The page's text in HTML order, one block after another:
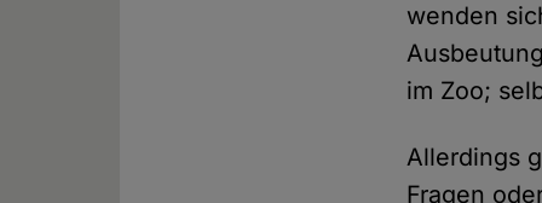
wenden
im Zoo;
Allerdings
Fragen